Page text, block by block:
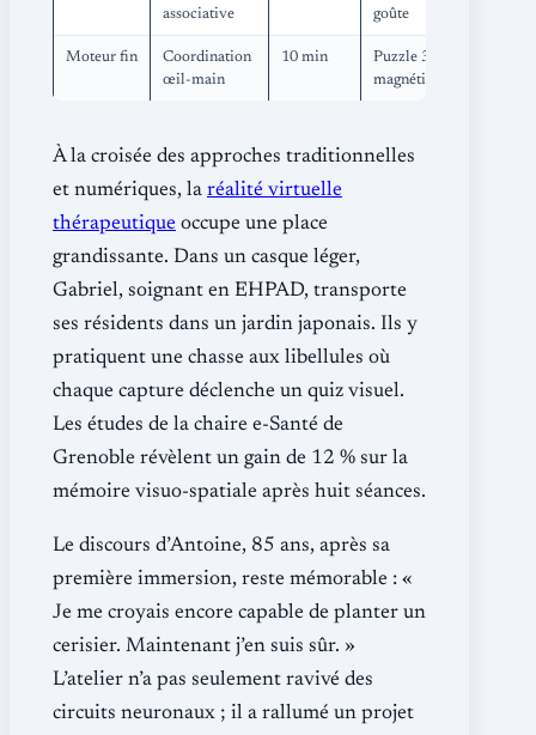
associative goûte
Moteur fin
Coordination
œil-main
10 min
Puzzle 3D
magnétique
À la croisée des approches traditionnelles
et numériques, la réalité virtuelle
thérapeutique occupe une place
grandissante. Dans un casque léger,
Gabriel, soignant en EHPAD, transporte
ses résidents dans un jardin japonais. Ils y
pratiquent une chasse aux libellules où
chaque capture déclenche un quiz visuel.
Les études de la chaire e-Santé de
Grenoble révèlent un gain de 12 % sur la
mémoire visuo-spatiale après huit séances.
Le discours d’Antoine, 85 ans, après sa
première immersion, reste mémorable : «
Je me croyais encore capable de planter un
cerisier. Maintenant j’en suis sûr. »
L’atelier n’a pas seulement ravivé des
circuits neuronaux ; il a rallumé un projet